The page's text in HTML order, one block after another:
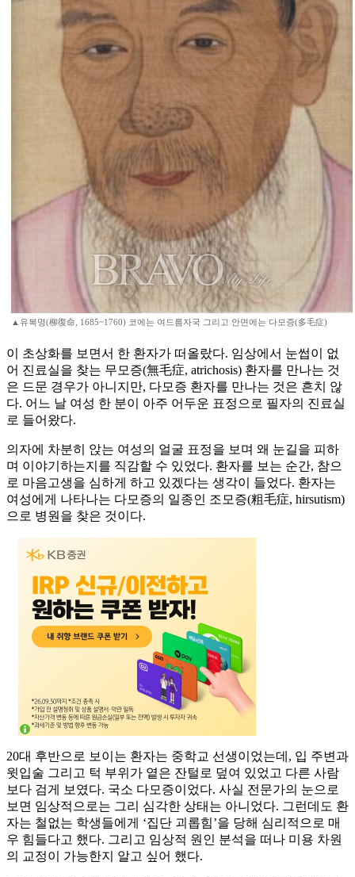
▲유복명(柳復命, 1685~1760) 코에는 여드름자국 그리고 안면에는 다모증(多毛症)
이 초상화를 보면서 한 환자가 떠올랐다. 임상에서 눈썹이 없
어 진료실을 찾는 무모증(無毛症, atrichosis) 환자를 만나는 것
은 드문 경우가 아니지만, 다모증 환자를 만나는 것은 흔치 않
다. 어느 날 여성 한 분이 아주 어두운 표정으로 필자의 진료실
로 들어왔다.
의자에 차분히 앉는 여성의 얼굴 표정을 보며 왜 눈길을 피하
며 이야기하는지를 직감할 수 있었다. 환자를 보는 순간, 참으
로 마음고생을 심하게 하고 있겠다는 생각이 들었다. 환자는
여성에게 나타나는 다모증의 일종인 조모증(粗毛症, hirsutism)
으로 병원을 찾은 것이다.
20대 후반으로 보이는 환자는 중학교 선생이었는데, 입 주변과
윗입술 그리고 턱 부위가 옅은 잔털로 덮여 있었고 다른 사람
보다 검게 보였다. 국소 다모증이었다. 사실 전문가의 눈으로
보면 임상적으로는 그리 심각한 상태는 아니었다. 그런데도 환
자는 철없는 학생들에게 ‘집단 괴롭힘’을 당해 심리적으로 매
우 힘들다고 했다. 그리고 임상적 원인 분석을 떠나 미용 차원
의 교정이 가능한지 알고 싶어 했다.